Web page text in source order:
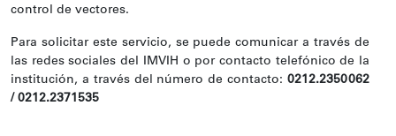
control de vectores.
Para solicitar este servicio, se puede comunicar a través de
las redes sociales del IMVIH o por contacto telefónico de la
institución, a través del número de contacto:0212.2350062
/ 0212.2371535